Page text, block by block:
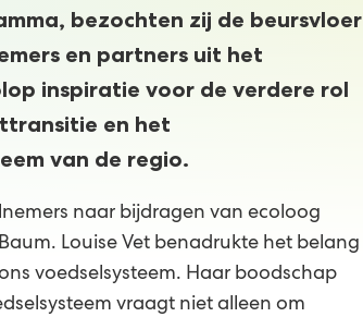
bezochten zij de beursvloer
en partners uit het
inspiratie voor de verdere rol
en het
van de regio.
naar bijdragen van ecoloog
Louise Vet benadrukte het belang
voedselsysteem. Haar boodschap
vraagt niet alleen om